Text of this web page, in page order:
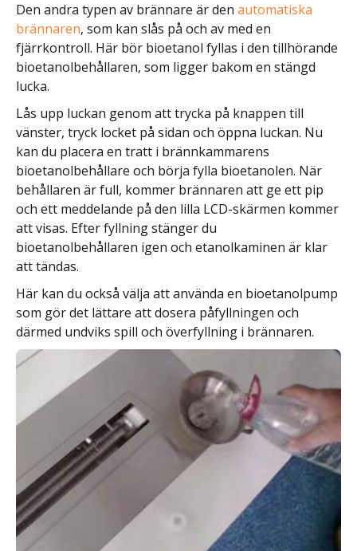
Den andra typen av brännare är den automatiska
brännaren, som kan slås på och av med en
fjärrkontroll. Här bör bioetanol fyllas i den tillhörande
bioetanolbehållaren, som ligger bakom en stängd
lucka.
Lås upp luckan genom att trycka på knappen till
vänster, tryck locket på sidan och öppna luckan. Nu
kan du placera en tratt i brännkammarens
bioetanolbehållare och börja fylla bioetanolen. När
behållaren är full, kommer brännaren att ge ett pip
och ett meddelande på den lilla LCD-skärmen kommer
att visas. Efter fyllning stänger du
bioetanolbehållaren igen och etanolkaminen är klar
att tändas.
Här kan du också välja att använda en bioetanolpump
som gör det lättare att dosera påfyllningen och
därmed undviks spill och överfyllning i brännaren.